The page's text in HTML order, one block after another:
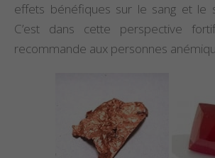
effets bénéfiques sur le sang et le
C’est dans cette perspective
recommande aux personnes